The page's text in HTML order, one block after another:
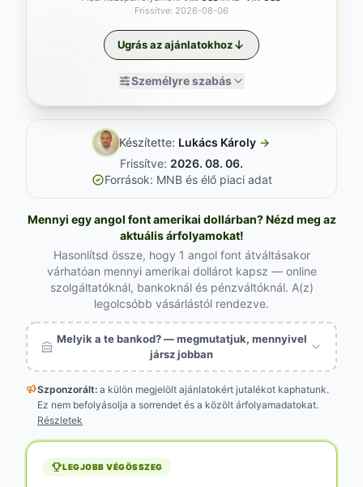
Frissítve: 2026-08-06
Személyre szabás
Ugrás az ajánlatokhoz
Készítette: Lukács Károly →
Frissítve: 2026. 08. 06.
Források: MNB és élő piaci adat
Mennyi egy angol font amerikai dollárban? Nézd meg az
aktuális árfolyamokat!
Hasonlítsd össze, hogy 1 angol font átváltásakor
várhatóan mennyi amerikai dollárot kapsz — online
szolgáltatóknál, bankoknál és pénzváltóknál. A(z)
legolcsóbb vásárlástól rendezve.
Melyik a te bankod? — megmutatjuk, mennyivel
jársz jobban
Szponzorált: a külön megjelölt ajánlatokért jutalékot kaphatunk.
Ez nem befolyásolja a sorrendet és a közölt árfolyamadatokat.
Részletek
LEGJOBB VÉGÖSSZEG